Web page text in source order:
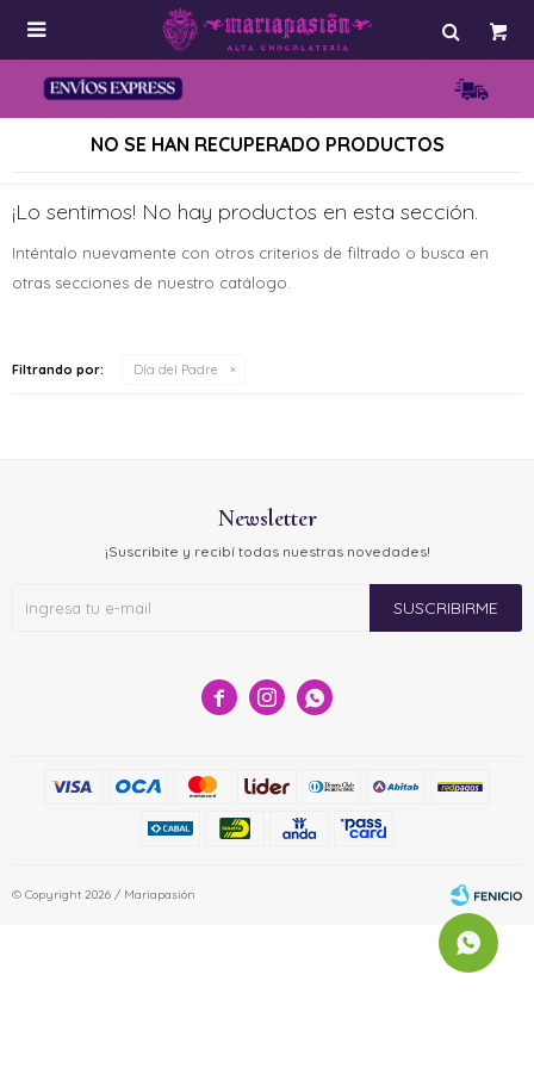

NO SE HAN RECUPERADO PRODUCTOS
¡Lo sentimos! No hay productos en esta sección.
Inténtalo nuevamente con otros criterios de filtrado o busca en
otras secciones de nuestro catálogo.
Filtrando por: Día del Padre
  
Newsletter
¡Suscribite y recibí todas nuestras novedades!
SUSCRIBIRME
© Copyright 2026 / Mariapasión